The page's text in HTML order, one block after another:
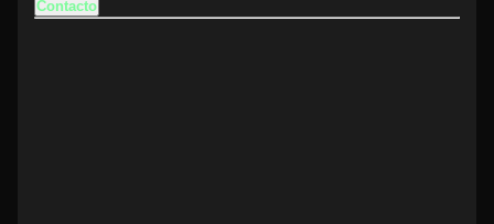
Contacto